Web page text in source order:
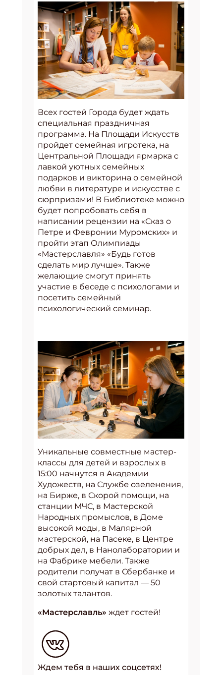
Всех гостей Города будет ждать
специальная праздничная
программа. На Площади Искусств
пройдет семейная игротека, на
Центральной Площади ярмарка с
лавкой уютных семейных
подарков и викторина о семейной
любви в литературе и искусстве с
сюрпризами! В Библиотеке можно
будет попробовать себя в
написании рецензии на «Сказ о
Петре и Февронии Муромских» и
пройти этап Олимпиады
«Мастерславля» «Будь готов
сделать мир лучше». Также
желающие смогут принять
участие в беседе с психологами и
посетить семейный
психологический семинар.
Уникальные совместные мастер-
классы для детей и взрослых в
15:00 начнутся в Академии
Художеств, на Службе озеленения,
на Бирже, в Скорой помощи, на
станции МЧС, в Мастерской
Народных промыслов, в Доме
высокой моды, в Малярной
мастерской, на Пасеке, в Центре
добрых дел, в Нанолаборатории и
на Фабрике мебели. Также
родители получат в Сбербанке и
свой стартовый капитал — 50
золотых талантов.
«Мастерславль» ждет гостей!
Ждем тебя в наших соцсетях!